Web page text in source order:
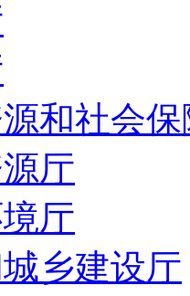
和社会
厅
厅
乡建设厅